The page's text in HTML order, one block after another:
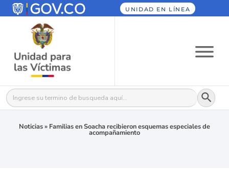
UNIDAD EN LÍNEA
Buscar: Botón
Noticias» Familias en Soacha recibieron esquemas especiales de
acompañamiento